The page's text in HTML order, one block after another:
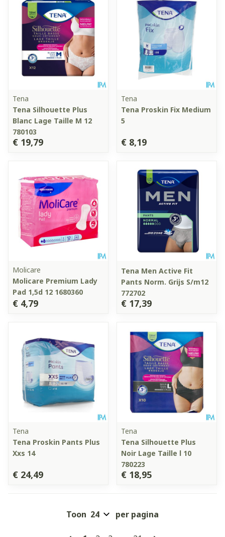
Tena
Tena Silhouette Plus
Blanc Lage Taille M 12
780103
€ 19,79
Tena
Tena Proskin Fix Medium
5
€ 8,19
Molicare
Molicare Premium Lady
Pad 1,5d 12 1680360
€ 4,79
Tena Men Active Fit
Pants Norm. Grijs S/m12
772702
€ 17,39
Tena
Tena Proskin Pants Plus
Xxs 14
€ 24,49
Tena
Tena Silhouette Plus
Noir Lage Taille l 10
780223
€ 18,95
Pagina's
Toon per pagina